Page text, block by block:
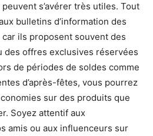
s’avérer très utiles. Tout
bulletins d’information des
ils proposent souvent des
des offres exclusives réservées
de périodes de soldes comme
d’après-fêtes, vous pourrez
sur des produits que
Soyez attentif aux
amis ou aux influenceurs sur